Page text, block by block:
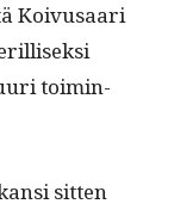
Koivusaari
toimin­
sit­ten